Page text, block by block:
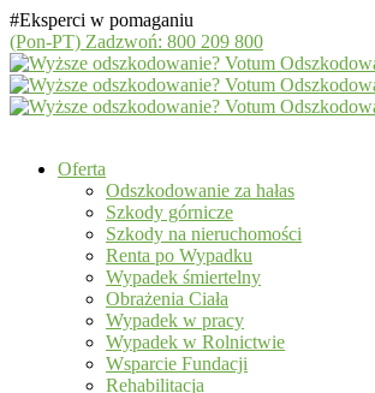
#Eksperci w pomaganiu
(Pon-PT) Zadzwoń: 800 209 800
Oferta
Odszkodowanie za hałas
Szkody górnicze
Szkody na nieruchomości
Renta po Wypadku
Wypadek śmiertelny
Obrażenia Ciała
Wypadek w pracy
Wypadek w Rolnictwie
Wsparcie Fundacji
Rehabilitacja